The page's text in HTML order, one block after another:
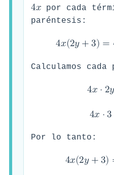
4𝑥 por cada
paréntesis:
4𝑥(2𝑦+3) =
Calculamos cada
4𝑥 ⋅ 2𝑦
4𝑥 ⋅3
Por lo tanto:
4𝑥(2𝑦 +3)